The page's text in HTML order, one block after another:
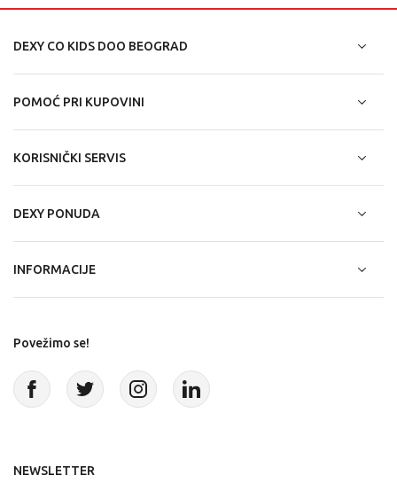
DEXY CO KIDS DOO BEOGRAD
POMOĆ PRI KUPOVINI
KORISNIČKI SERVIS
DEXY PONUDA
INFORMACIJE
Povežimo se!
NEWSLETTER